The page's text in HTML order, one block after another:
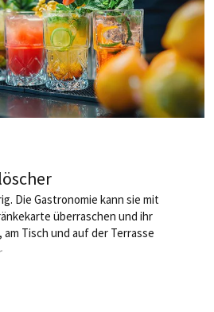
Die Gastronomie kann sie mit
überraschen und ihr
Tisch und auf der Terrasse